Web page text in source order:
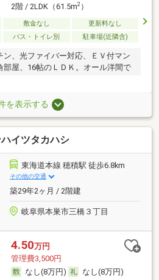
2階 / 2LDK（61.5m2）
敷金なし
更新料なし
バス・トイレ別 駐車場(近隣含)
ン、光ファイバー対応、ＥＶ付マン
部屋、16帖のＬＤＫ。オール洋間で
を表示する
イツタカハシ
東海道本線 穂積駅 徒歩6.8km
その他の交通
築29年2ヶ月 / 2階建
岐阜県本巣市三橋３丁目
4.50万円
管理費3,500円
なし(8万円)
なし(8万円)